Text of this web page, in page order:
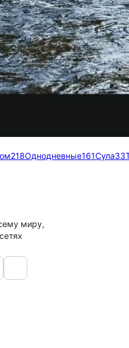
218Однодневные161Сула33
миру,